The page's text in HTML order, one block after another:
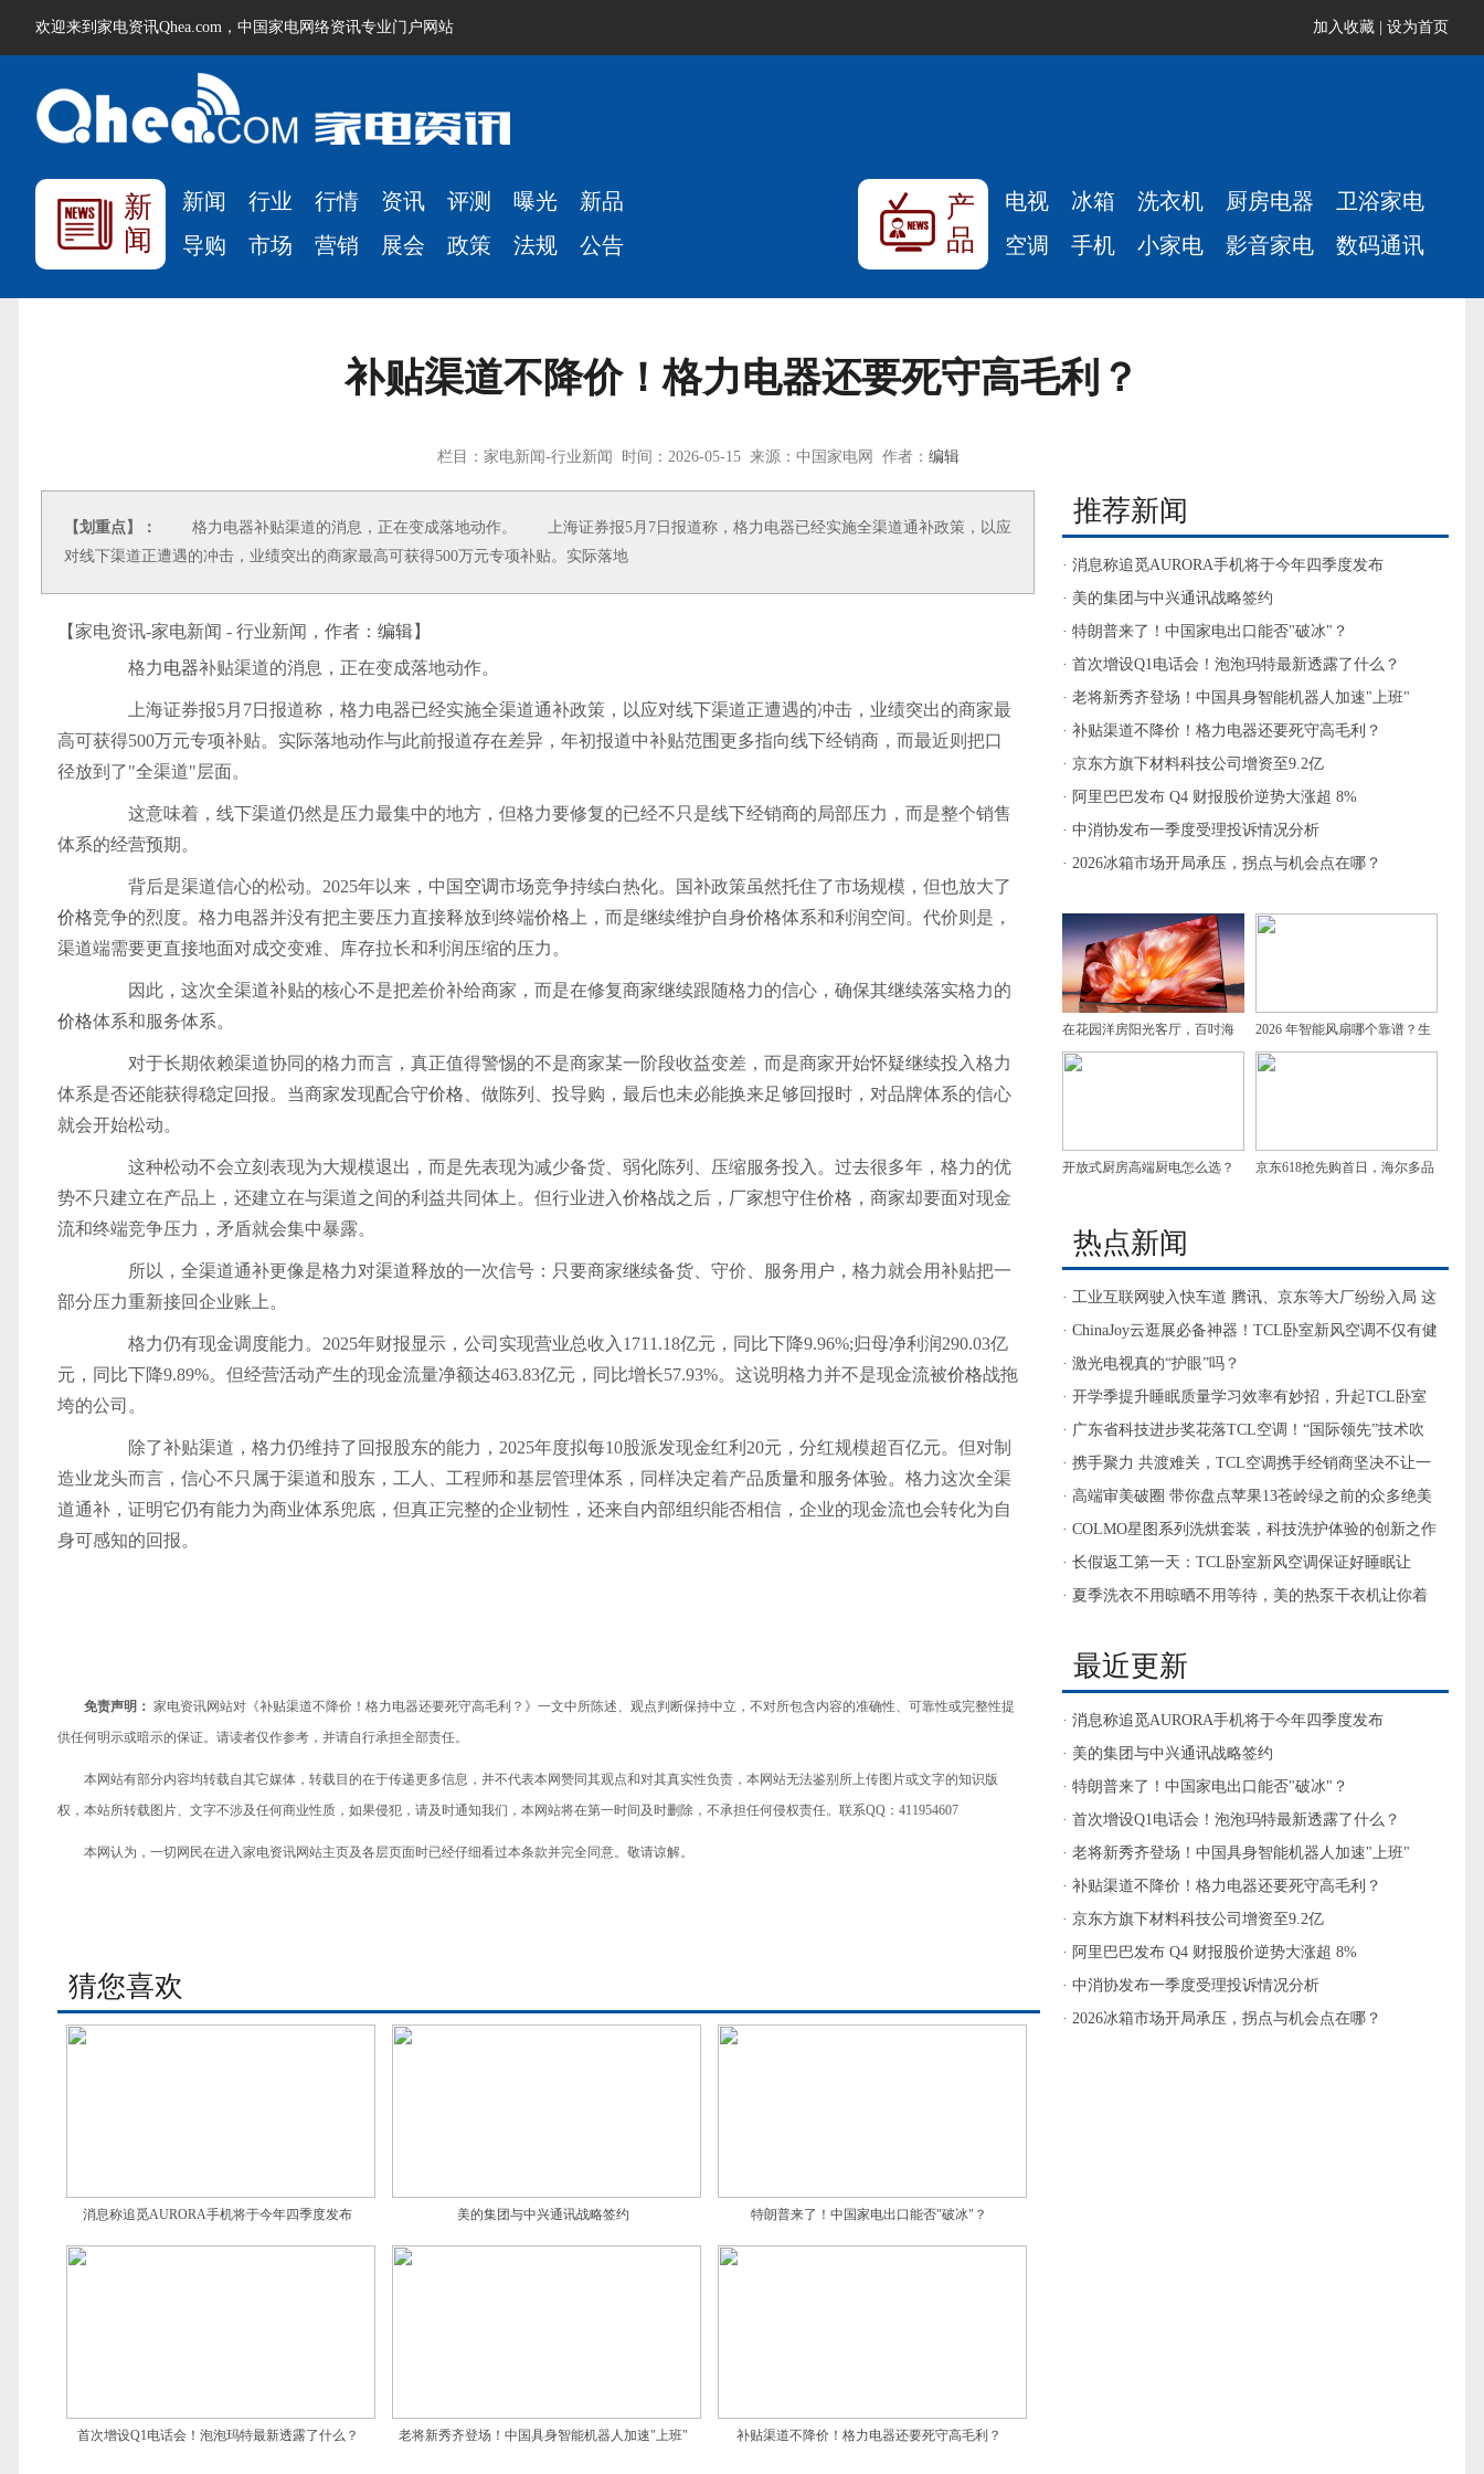
欢迎来到家电资讯Qhea.com，中国家电网络资讯专业门户网站 加入收藏 设为首页
新
闻
新闻 行业 行情 资讯 评测 曝光
新品
导购
市场 营销 展会 政策 法规 公告
产
品
电视 冰箱 洗衣机 厨房电器
卫浴家电
空调
手机 小家电 影音家电 数码通讯
补贴渠道不降价！格力电器还要死守高毛利？
栏目：家电新闻-行业新闻 时间：2026-05-15 来源：中国家电网 作者： 编辑
【划重点】：
格力电器补贴渠道的消息，正在变成落地动作。 上海证券报5月7日报道称，格力电器已经实施全渠道通补政策，以应
对线下渠道正遭遇的冲击，业绩突出的商家最高可获得500万元专项补贴。实际落地
【家电资讯-家电新闻 - 行业新闻，作者： 编辑】
格力电器补贴渠道的消息，正在变成落地动作。
上海证券报5月7日报道称，格力电器已经实施全渠道通补政策，以应对线下渠道正遭遇的冲击，业绩突出的商家最
高可获得500万元专项补贴。实际落地动作与此前报道存在差异，年初报道中补贴范围更多指向线下经销商，而最近则把口
径放到了"全渠道"层面。
这意味着，线下渠道仍然是压力最集中的地方，但格力要修复的已经不只是线下经销商的局部压力，而是整个销售
体系的经营预期。
背后是渠道信心的松动。2025年以来，中国 空调市场竞争持续白热化。国补政策虽然托住了市场规模，但也放大了
价格竞争的烈度。格力电器并没有把主要压力直接释放到终端价格 上，而是继续维护自身价格体系和利润空间。代价则是，
渠道端需要更直接地面对成交变难、库存拉长和利润压缩的压力。
因此，这次全渠道补贴的核心不是把差价补给商家，而是在修复商家继续跟随格力的信心，确保其继续落实格力的
价格体系和服务体系。
对于长期依赖渠道协同的格力而言，真正值得警惕的不是商家某一阶段收益变差，而是商家开始怀疑继续投入格力
体系是否还能获得稳定回报。当商家发现配合守价格 、做陈列、投导购，最后也未必能换来足够回报时，对品牌体系的信心
就会开始松动。
这种松动不会立刻表现为大规模退出，而是先表现为减少备货、弱化陈列、压缩服务投入。过去很多年，格力的优
势不只建立在产品上，还建立在与渠道之间的利益共同体上。但行业进入价格战之后，厂家想守住价格 ，商家却要面对现金
流和终端竞争压力，矛盾就会集中暴露。
所以，全渠道通补更像是格力对渠道释放的一次信号：只要商家继续备货、守价、服务用户，格力就会用补贴把一
部分压力重新接回企业账上。
格力仍有现金调度能力。2025年财报显示，公司实现营业总收入1711.18亿元，同比下降9.96%;归母净利润290.03亿
元，同比下降9.89%。但经营活动产生的现金流量净额达463.83亿元，同比增长57.93%。这说明格力并不是现金流被价格战拖
垮的公司。
除了补贴渠道，格力仍维持了回报股东的能力，2025年度拟每10股派发现金红利20元，分红规模超百亿元。但对制
造业龙头而言，信心不只属于渠道和股东，工人、工程师和基层管理体系，同样决定着产品质量和服务体验。格力这次全渠
道通补，证明它仍有能力为商业体系兜底，但真正完整的企业韧性，还来自内部组织能否相信，企业的现金流也会转化为自
身可感知的回报。
免责声明： 家电资讯网站对《补贴渠道不降价！格力电器还要死守高毛利？》一文中所陈述、观点判断保持中立，不对所包含内容的准确性、可靠性或完整性提
供任何明示或暗示的保证。请读者仅作参考，并请自行承担全部责任。
本网站有部分内容均转载自其它媒体，转载目的在于传递更多信息，并不代表本网赞同其观点和对其真实性负责，本网站无法鉴别所上传图片或文字的知识版
权，本站所转载图片、文字不涉及任何商业性质，如果侵犯，请及时通知我们，本网站将在第一时间及时删除，不承担任何侵权责任。联系QQ：411954607
本网认为，一切网民在进入家电资讯网站主页及各层页面时已经仔细看过本条款并完全同意。敬请谅解。
猜您喜欢
消息称追觅AURORA手机将于今年四季度发布 美的集团与中兴通讯战略签约 特朗普来了！中国家电出口能否"破冰"？
首次增设Q1电话会！泡泡玛特最新透露了什么？ 老将新秀齐登场！中国具身智能机器人加速"上班" 补贴渠道不降价！格力电器还要死守高毛利？
推荐新闻
· 消息称追觅AURORA手机将于今年四季度发布
· 美的集团与中兴通讯战略签约
· 特朗普来了！中国家电出口能否"破冰"？
· 首次增设Q1电话会！泡泡玛特最新透露了什么？
· 老将新秀齐登场！中国具身智能机器人加速"上班"
· 补贴渠道不降价！格力电器还要死守高毛利？
· 京东方旗下材料科技公司增资至9.2亿
· 阿里巴巴发布 Q4 财报股价逆势大涨超 8%
· 中消协发布一季度受理投诉情况分析
· 2026冰箱市场开局承压，拐点与机会点在哪？
在花园洋房阳光客厅，百吋海
信小墨E5重塑追剧幸福感
2026 年智能风扇哪个靠谱？生
态联动远程操控，居家省心不
开放式厨房高端厨电怎么选？ 京东618抢先购首日，海尔多品
热点新闻
· 工业互联网驶入快车道 腾讯、京东等大厂纷纷入局 这
些方向来了
· ChinaJoy云逛展必备神器！TCL卧室新风空调不仅有健
康新风更能温柔送风
· 激光电视真的“护眼”吗？
· 开学季提升睡眠质量学习效率有妙招，升起TCL卧室
新风空调小蓝翼
· 广东省科技进步奖花落TCL空调！“国际领先”技术吹
来智慧新风
· 携手聚力 共渡难关，TCL空调携手经销商坚决不让一
台因受灾泡水的空调流入市场
· 高端审美破圈 带你盘点苹果13苍岭绿之前的众多绝美
绿调配色
· COLMO星图系列洗烘套装，科技洗护体验的创新之作
· 长假返工第一天：TCL卧室新风空调保证好睡眠让
你“满血复活”!
· 夏季洗衣不用晾晒不用等待，美的热泵干衣机让你着
最近更新
· 消息称追觅AURORA手机将于今年四季度发布
· 美的集团与中兴通讯战略签约
· 特朗普来了！中国家电出口能否"破冰"？
· 首次增设Q1电话会！泡泡玛特最新透露了什么？
· 老将新秀齐登场！中国具身智能机器人加速"上班"
· 补贴渠道不降价！格力电器还要死守高毛利？
· 京东方旗下材料科技公司增资至9.2亿
· 阿里巴巴发布 Q4 财报股价逆势大涨超 8%
· 中消协发布一季度受理投诉情况分析
· 2026冰箱市场开局承压，拐点与机会点在哪？